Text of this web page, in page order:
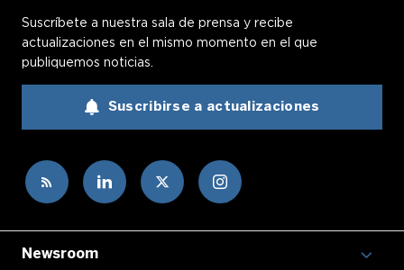
Suscríbete a nuestra sala de prensa y recibe
actualizaciones en el mismo momento en el que
publiquemos noticias.
Suscribirse a actualizaciones
Newsroom